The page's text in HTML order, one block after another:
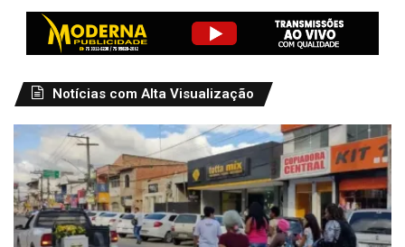
Notícias com Alta Visualização